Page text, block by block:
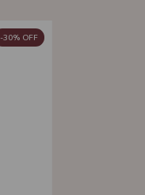
-30% OFF